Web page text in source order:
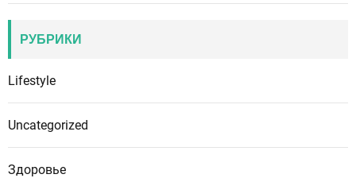
РУБРИКИ
Lifestyle
Uncategorized
Здоровье